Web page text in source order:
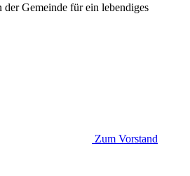
der Gemeinde für ein lebendiges
Zum Vorstand